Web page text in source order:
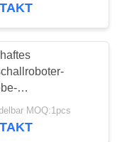
MOQ:1pcs